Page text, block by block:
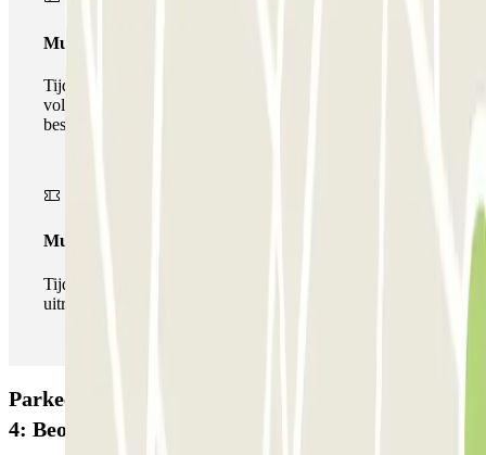
Multiparking pass
Tijdens uw verblijf kunt u gebruik maken van het
volledige netwerk van parkeergarages van deze operator,
beschikbaar bij Parclick.
Multipass
Tijdens je verblijf kun je de parkeerplaats zo vaak in- en
uitrijden als je wilt.
Parkeergarage Blue Valet - Paris ORLY 1 - 2 - 3 &
4: Beoordelingen